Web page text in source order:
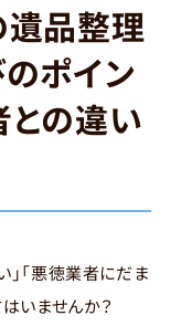
遺品整理
ポイン
との違い
「悪徳業者にだま
いませんか？